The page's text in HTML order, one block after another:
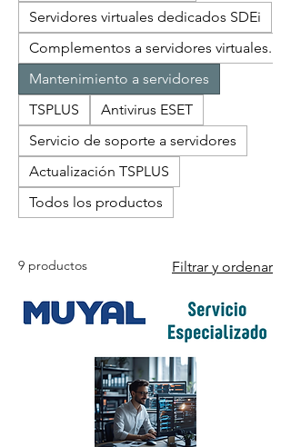
Servidores virtuales dedicados SDEi
Complementos a servidores virtuales.
Mantenimiento a servidores
TSPLUS
Antivirus ESET
Servicio de soporte a servidores
Actualización TSPLUS
Todos los productos
9 productos Filtrar y ordenar